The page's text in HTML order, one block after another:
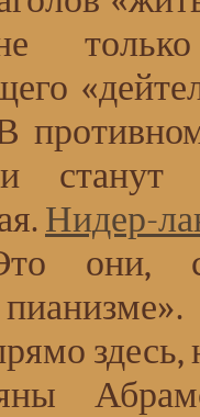
В
Нидер-
они,
здесь,